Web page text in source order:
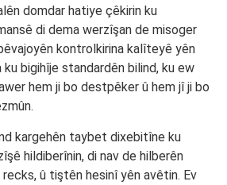
domdar hatiye çêkirin ku
di dema werzîşan de misoger
kontrolkirina kalîteyê yên
bigihîje standardên bilind, ku ew
hem ji bo destpêker û hem jî ji bo
kargehên taybet dixebitîne ku
hildiberînin, di nav de hilberên
û tiştên hesinî yên avêtin. Ev